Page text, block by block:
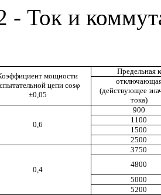
- Ток и
мощности
цепи cosφ
±0,05
Предельная
(действующее
тока)
0,6
900
1100
1500
2500
0,4
3750
4800
5000
5200